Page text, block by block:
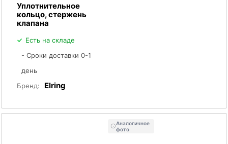
Уплотнительное
кольцо, стержень
клапана
Есть на складе
- Сроки доставки 0-1
день
Бренд:
Elring
Аналогичное
фото